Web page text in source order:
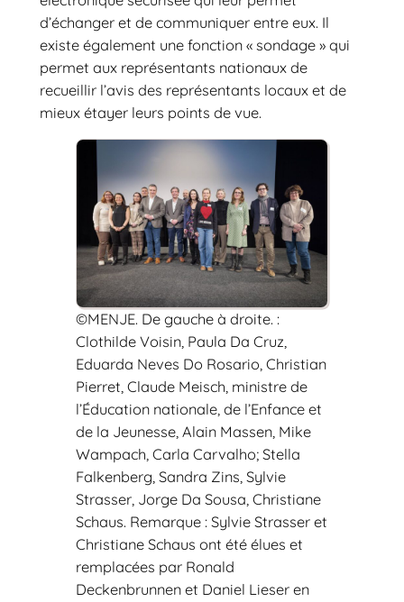
d’échanger et de communiquer entre eux. Il
existe également une fonction « sondage » qui
permet aux représentants nationaux de
recueillir l’avis des représentants locaux et de
mieux étayer leurs points de vue.
©MENJE. De gauche à droite. :
Clothilde Voisin, Paula Da Cruz,
Eduarda Neves Do Rosario, Christian
Pierret, Claude Meisch, ministre de
l’Éducation nationale, de l’Enfance et
de la Jeunesse, Alain Massen, Mike
Wampach, Carla Carvalho; Stella
Falkenberg, Sandra Zins, Sylvie
Strasser, Jorge Da Sousa, Christiane
Schaus. Remarque : Sylvie Strasser et
Christiane Schaus ont été élues et
remplacées par Ronald
Deckenbrunnen et Daniel Lieser en